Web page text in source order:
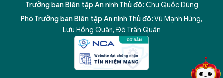
Trưởng ban Biên tập An ninh Thủ đô: Chu Quốc Dũng
Phó Trưởng ban Biên tập An ninh Thủ đô:Vũ Mạnh Hùng,
Lưu Hồng Quân, Đỗ Trần Quân
5 điểm nghẽn của Hà Nội giải pháp xử lý điểm nghẽn của